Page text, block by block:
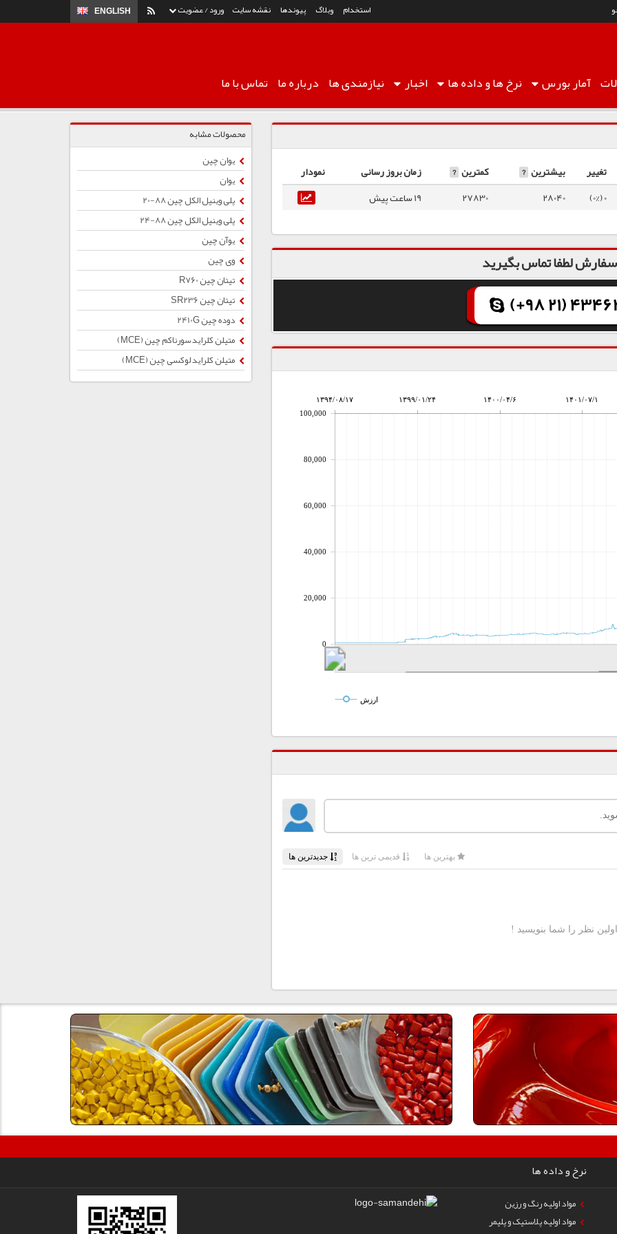
ورود / عضویت ENGLISH استخدام وبلاگ پیوندها نقشه سایت
آماربورس نرخ هاو داده ها اخبار نیازمندی ها درباره ما تماس با ما
تغییر بیشترین ? کمترین ? زمان بروز رسانی
نمودار
0 (0%)
28040
27830 19 ساعت پیش
لطفا تماس بگیرید
(+98 21)
۱۳۹۴/۰۸/۱۷ ۱۳۹۹/۰۱/۲۴ ۱۴۰۰/۰۴/۶ ۱۴۰۱/۰۷/۱
0
20,000
40,000
60,000
80,000
100,000
ارزش
محصولات مشابه
یوان چین
یوان
پلی وینیل الکل چین 88-20
پلی وینیل الکل چین 88-24
یوآن چین
وی چین
تیتان چین R760
تیتان چین SR236
دوده چین 2410G
متیلن کلراید سورناکم چین (MCE)
متیلن کلراید لوکسی چین (MCE)
نرخ و داده ها
مواد اولیه رنگ و رزین
مواد اولیه پلاستیک و پلیمر